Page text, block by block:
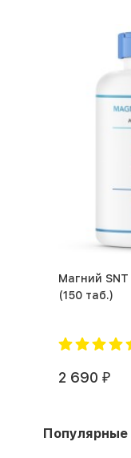
Магний
(150 таб.)
2 690 ₽
Популярные